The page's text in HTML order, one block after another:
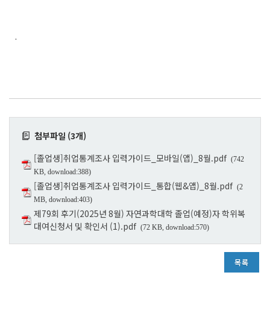
.
첨부파일 (3개)
[졸업생]취업통계조사 입력가이드_모바일(앱)_8월.pdf (742
KB, download:388)
[졸업생]취업통계조사 입력가이드_통합(웹&앱)_8월.pdf (2
MB, download:403)
제79회 후기(2025년 8월) 자연과학대학 졸업(예정)자 학위복
대여신청서 및 확인서 (1).pdf (72 KB, download:570)
목록